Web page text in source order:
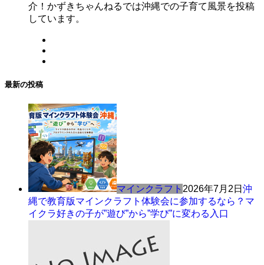
介！かずきちゃんねるでは沖縄での子育て風景を投稿
しています。
最新の投稿
マインクラフト 2026年7月2日 沖
縄で教育版マインクラフト体験会に参加するなら？マ
イクラ好きの子が”遊び”から”学び”に変わる入口